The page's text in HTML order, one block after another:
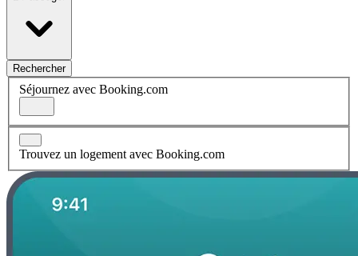
Rechercher
Séjournez avec Booking.com
Trouvez un logement avec Booking.com